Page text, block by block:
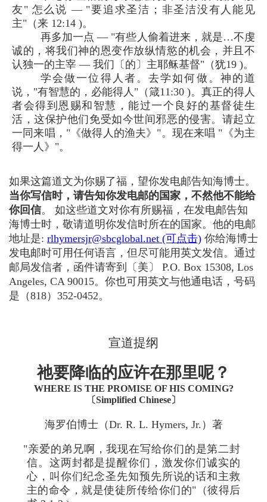
友" 怎么说 — "要追求圣洁；非圣洁没有人能见
主"（来 12:14 )。
再多加一点 — "有些人偷着进来，就是…不虔
诚的，将我们神的恩变作放纵情慾的机会，并且不
认独一的主宰 — 我们〔的〕主耶稣基督"（犹19 )。
学会做一位得人者。去学如何做。神的道
说，"有智慧的，必能得人"（箴11:30 )。真正的得人
者会得到恩赐和智慧，能过一个良好的基督徒生
活，这保护他们免受如今世间邪恶的侵害。请起立
一同来唱，"《做得人的渔夫》"。现在来唱 "《为主
得一人》"。
如果这篇道文为你赐了福，望你发电邮告知海博士。
当你写信时，请告知你发电邮的国家，不然他不能给
你回信。 如这些道文对你有所赐福，在发电邮告知
海博士时，敬请道明你发信时所在的国家。他的电邮
地址是: rlhymersjr@sbcglobal.net (可点击) 你给海博士
发电邮时可用任何语言，但尽可能用英文发信。通过
邮局发信者，函件请寄到〔美〕 P.O. Box 15308, Los
Angeles, CA 90015。你也可用英文与他通电话，号码
是（818）352-0452。
宣道提纲
祂要降临的应许在那里呢？
WHERE IS THE PROMISE OF HIS COMING?
〔Simplified Chinese〕
海罗伯博士（Dr. R. L. Hymers, Jr.）著
"亲爱的弟兄啊，我现在写给你们的是第二封
信。这两封都是提醒你们，激发你们诚实的
心，叫你们纪念圣先知预先所说的话和主救
主的命令，就是使徒所传给你们的"（彼得后